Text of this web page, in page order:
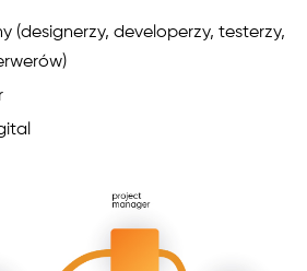
(designerzy, developerzy, testerzy,